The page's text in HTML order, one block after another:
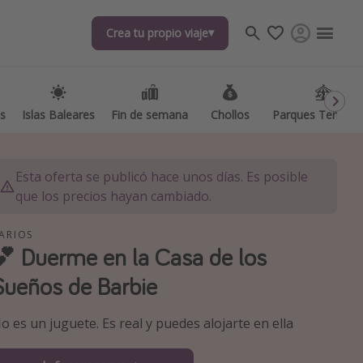
Crea tu propio viaje
Islas Baleares Fin de semana Chollos Parques
Crea tu propio viaje
Islas Baleares Fin de semana Chollos Parques
destinos
Esta oferta se publicó hace unos días. Es posible
que los precios hayan cambiado.
Duerme en la Casa de los
de Barbie
es un juguete. Es real y puedes alojarte en ella